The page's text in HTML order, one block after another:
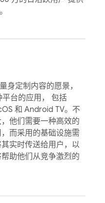
身定制内容的愿景，
平台的应用， 包括
和 Android TV。不
他们需要一种高效的
而采用的基础设施需
实时传送给用户，以
助他们从竞争激烈的